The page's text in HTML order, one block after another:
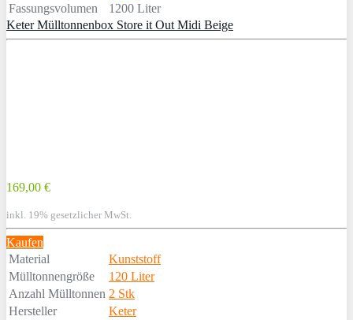
Fassungsvolumen
1200 Liter
Keter Mülltonnenbox Store it Out Midi Beige
169,00 €
inkl. 19% gesetzlicher MwSt.
Kaufen
Material
Kunststoff
Mülltonnengröße
120 Liter
Anzahl Mülltonnen 2 Stk
Hersteller
Keter